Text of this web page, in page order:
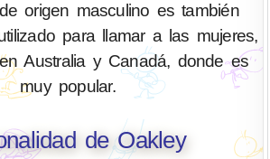
origen masculino es también
para llamar a las mujeres,
Australia y Canadá, donde es
muy popular.
de Oakley